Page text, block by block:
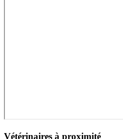
Vétérinaires à proximité